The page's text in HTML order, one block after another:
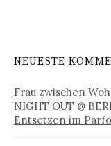
NEUESTE
Frau zwischen
NIGHT OUT @
Entsetzen im